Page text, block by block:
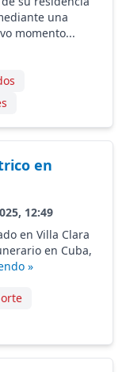
una
momento...
en
12:49
en Villa Clara
en Cuba,
»